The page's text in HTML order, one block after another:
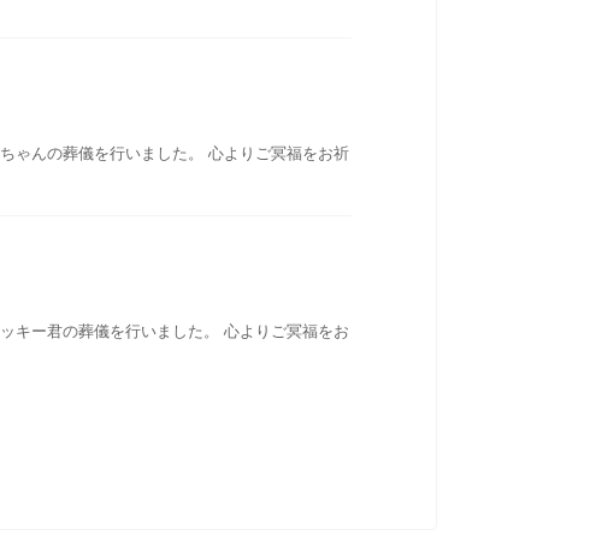
ゃんの葬儀を行いました。 心よりご冥福をお祈
キー君の葬儀を行いました。 心よりご冥福をお